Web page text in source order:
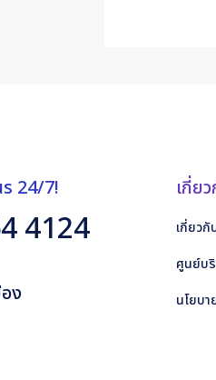
24/7!
4124
ง
เกี่ย
เกี่ยว
ศูนย์บ
นโยบา